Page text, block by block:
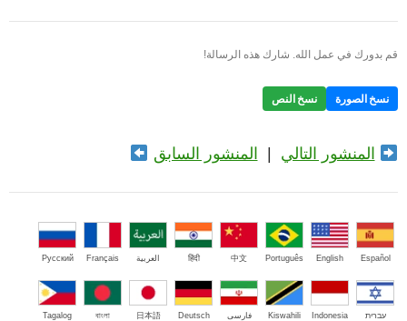
قم بدورك في عمل الله. شارك هذه الرسالة!
نسخ الصورة نسخ النص
المنشور التالي المنشور السابق
Español
English
Português
中文
हिंदी العربية Français
Русский
עברית Indonesia
Kiswahili فارسی Deutsch
日本語
বাংলা
Tagalog